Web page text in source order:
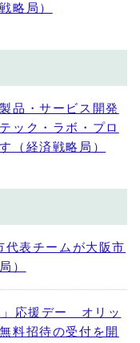
略局）
品・サービス開発
ック・ラボ・プロ
（経済戦略局）
表チームが大阪市
）
」応援デー オリッ
料招待の受付を開